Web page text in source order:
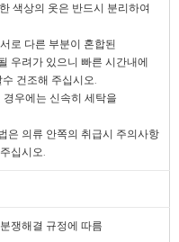
색상의 옷은 반드시 분리하여
로 다른 부분이 혼합된
우려가 있으니 빠른 시간내에
건조해 주십시오.
경우에는 신속히 세탁을
은 의류 안쪽의 취급시 주의사항
십시오.
쟁해결 규정에 따름